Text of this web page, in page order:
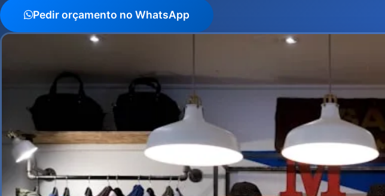
Pedir orçamento no WhatsApp